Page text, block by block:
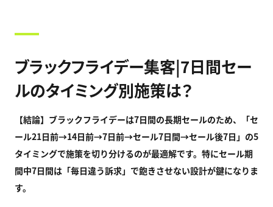
ブラックフライデー集客|7日間セー
ルのタイミング別施策は？
【結論】ブラックフライデーは7日間の長期セールのため、「セ
ール21日前→14日前→7日前→セール7日間→セール後7日」の5
タイミングで施策を切り分けるのが最適解です。特にセール期
間中7日間は「毎日違う訴求」で飽きさせない設計が鍵になりま
す。